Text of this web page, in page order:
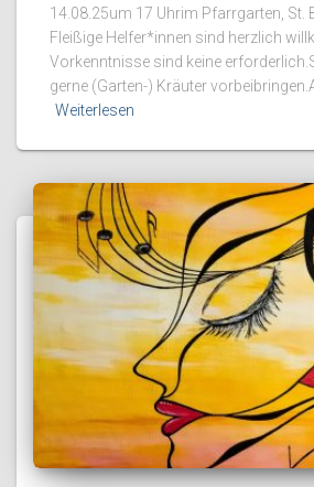
14.08.25um 17 Uhrim Pfarrgarten, St.
Fleißige Helfer*innen sind herzlich
Vorkenntnisse sind keine
gerne (Garten-) Kräuter
Weiterlesen